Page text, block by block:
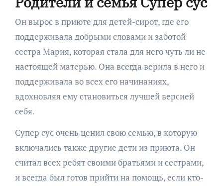
Он вырос в приюте для детей-сирот, где его
поддерживала добрыми словами и заботой
сестра Мария, которая стала для него чуть ли не
настоящей матерью. Она всегда верила в него и
поддерживала во всех его начинаниях,
вдохновляя ему становиться лучшей версией
себя.
Супер сус очень ценил свою семью, в которую
включались также другие дети из приюта. Он
считал всех ребят своими братьями и сестрами,
и всегда был готов прийти на помощь, если кто-